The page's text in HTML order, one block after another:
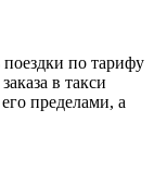
по тарифу
в такси
пределами, а